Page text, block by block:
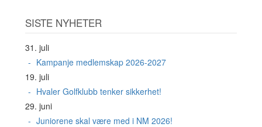
SISTE NYHETER
31. juli
Kampanje medlemskap 2026-2027
19. juli
Hvaler Golfklubb tenker sikkerhet!
29. juni
Juniorene skal være med i NM 2026!